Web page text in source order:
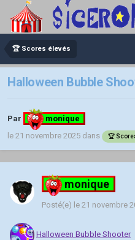
🏆 Scores élevés
Halloween Bubble
Par
monique
le 21 novembre 2025 dans 🏆
monique
Posté(e) le 21 novembre
Halloween Bubble Shooter